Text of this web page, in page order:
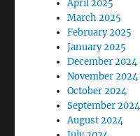
April 2025
March 2025
February 2025
January 2025
December 2024
November 2024
October 2024
September 2024
August 2024